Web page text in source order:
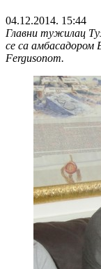
04.12.2014. 15:44
Главни тужилац
се са амбасадором
Fergusonom.